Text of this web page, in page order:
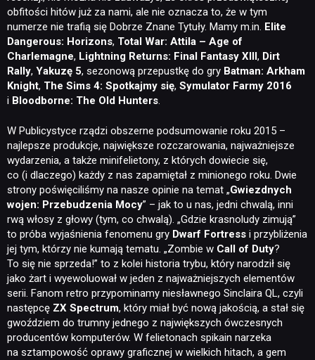
obfitości hitów już za nami, ale nie oznacza to, że w tym
numerze nie trafią się Dobrze Znane Tytuły. Mamy m.in. Elite
Dangerous: Horizons, Total War: Attila – Age of
Charlemagne, Lightning Returns: Final Fantasy XIII, Dirt
Rally, Yakuzę 5, sezonową przepustkę do gry Batman: Arkham
Knight, The Sims 4: Spotkajmy się, Symulator Farmy 2016
i Bloodborne: The Old Hunters.
W Publicystyce rządzi obszerne podsumowanie roku 2015 –
najlepsze produkcje, największe rozczarowania, najważniejsze
wydarzenia, a także minifelietony, z których dowiecie się,
co (i dlaczego) każdy z nas zapamiętał z minionego roku. Dwie
strony poświęciliśmy na nasze opinie na temat „Gwiezdnych
wojen: Przebudzenia Mocy” – jak to u nas, jedni chwalą, inni
rwą włosy z głowy (tym, co chwalą). „Gdzie krasnoludy zimują”
to próba wyjaśnienia fenomenu gry Dwarf Fortress i przybliżenia
jej tym, którzy nie kumają tematu. „Zombie w Call of Duty?
To się nie sprzeda!” to z kolei historia trybu, który narodził się
jako żart i wyewoluował w jeden z najważniejszych elementów
serii. Fanom retro przypominamy niesławnego Sinclaira QL, czyli
następcę ZX Spectrum, który miał być nową jakością, a stał się
gwoździem do trumny jednego z największych ówczesnych
producentów komputerów. W felietonach spikain narzeka
na sztampowość oprawy graficznej w wielkich hitach, a gem